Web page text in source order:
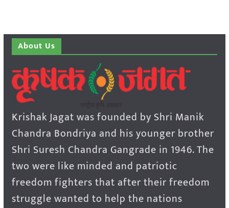
About Us
Krishak Jagat was founded by Shri Manik
Chandra Bondriya and his younger brother
Shri Suresh Chandra Gangrade in 1946. The
two were like minded and patriotic
freedom fighters that after their freedom
struggle wanted to help the nations